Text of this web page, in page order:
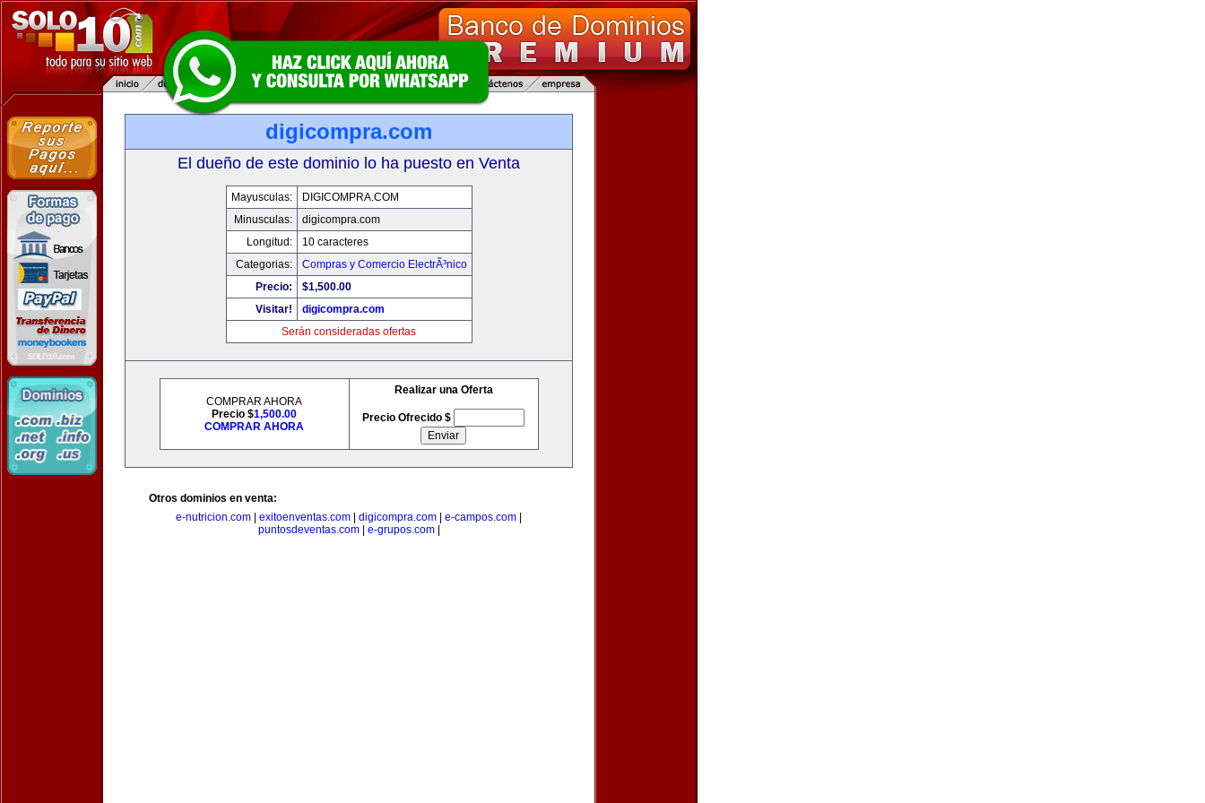
digicompra.com
El dueño de este dominio lo ha puesto en Venta
Mayusculas:
DIGICOMPRA.COM
Minusculas:
digicompra.com
Longitud:
10 caracteres
Categorias:
Compras y Comercio ElectrÃ³nico
Precio:
$1,500.00
Visitar!
digicompra.com
Serán consideradas ofertas
COMPRAR AHORA
Precio $1,500.00
COMPRAR AHORA
Realizar una Oferta
Precio Ofrecido $
Otros dominios en venta:
e-nutricion.com
exitoenventas.com digicompra.com e-campos.com
puntosdeventas.com| e-grupos.com|